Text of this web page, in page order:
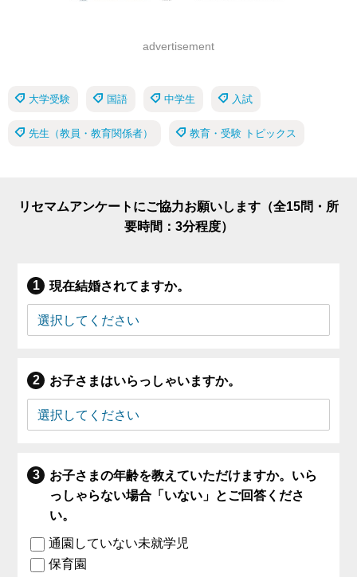
advertisement
大学受験 国語 中学生 入試
先生（教員・教育関係者） 教育・受験 トピックス
リセマムアンケートにご協力お願いします（全15問・所
要時間：3分程度）
現在結婚されてますか。
お子さまはいらっしゃいますか。
お子さまの年齢を教えていただけますか。いら
っしゃらない場合「いない」とご回答くださ
い。
通園していない未就学児
保育園